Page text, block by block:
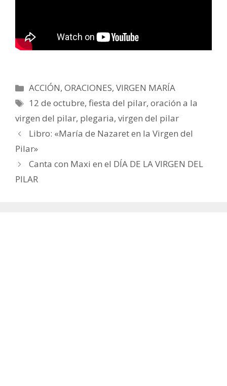
Categorías
ACCIÓN,ORACIONES,VIRGEN MARÍA
Etiquetas
12 de octubre,fiesta del pilar,oración a la
virgen del pilar, plegaria, virgen del pilar
Libro: «María de Nazaret en la Virgen del
Pilar»
Canta con Maxi en el DÍA DE LA VIRGEN DEL
PILAR